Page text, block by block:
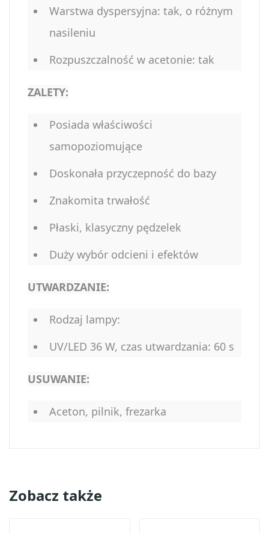
Warstwa dyspersyjna: tak, o różnym
nasileniu
Rozpuszczalność w acetonie: tak
ZALETY:
Posiada właściwości
samopoziomujące
Doskonała przyczepność do bazy
Znakomita trwałość
Płaski, klasyczny pędzelek
Duży wybór odcieni i efektów
UTWARDZANIE:
Rodzaj lampy:
UV/LED 36 W, czas utwardzania: 60 s
USUWANIE:
Aceton, pilnik, frezarka
Zobacz także